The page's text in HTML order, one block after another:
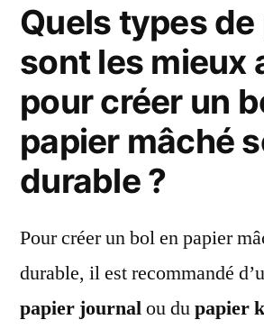
Quels types
sont les mieux
pour créer un
papier mâché
durable ?
Pour créer un bol en papier
durable, il est recommandé
papier journalou dupapier